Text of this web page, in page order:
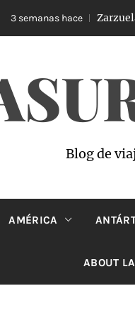
3 semanas hace
Blog de
AMÉRICA
ABOUT